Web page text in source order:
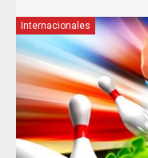
Internacionales